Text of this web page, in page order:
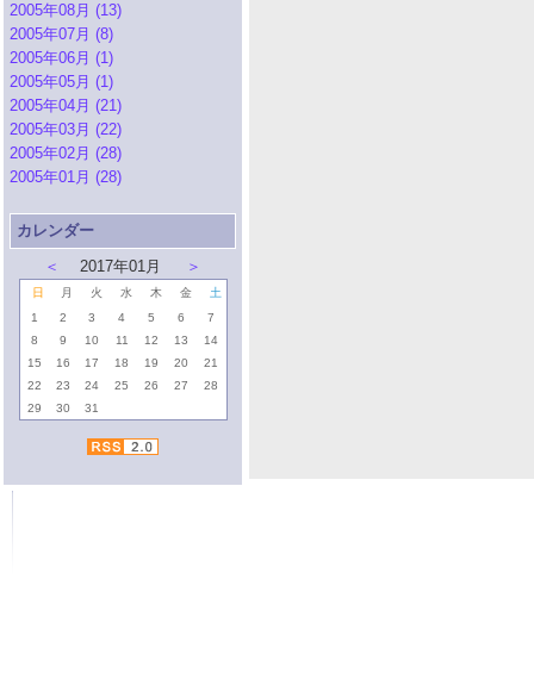
2005年08月 (13)
2005年07月 (8)
2005年06月 (1)
2005年05月 (1)
2005年04月 (21)
2005年03月 (22)
2005年02月 (28)
2005年01月 (28)
カレンダー
＜
2017年01月 ＞
日 月 火 水 木 金
土
1
2 3 4 5 6
7
8
9 10 11 12 13
14
15
16 17 18 19 20
21
22
23 24 25 26 27
28
29
30 31